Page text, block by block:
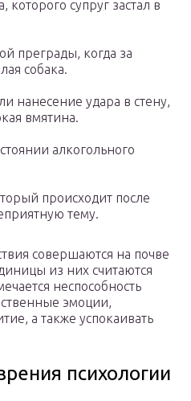
супруг застал в
преграды, когда за
собака.
нанесение удара в стену,
вмятина.
алкогольного
происходит после
тему.
совершаются на почве
из них считаются
неспособность
эмоции,
а также успокаивать
психологии